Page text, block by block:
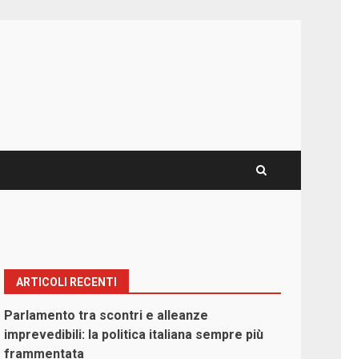
ARTICOLI RECENTI
Parlamento tra scontri e alleanze
imprevedibili: la politica italiana sempre più
frammentata